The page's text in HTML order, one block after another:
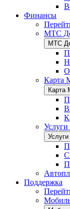
Финансы
МТС
МТС
Карта
Карта
Поддержка